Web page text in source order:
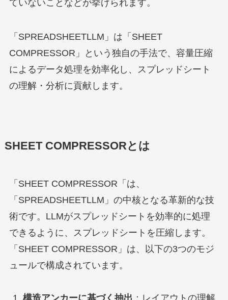
ていないことなどが挙げられます。
「SPREADSHEETLLM」は「SHEET
COMPRESSOR」という独自の手法で、容量圧縮
によるデータ処理を効率化し、スプレッドシート
の理解・分析に貢献します。
SHEET COMPRESSORとは
「SHEET COMPRESSOR「は、
「SPREADSHEETLLM」の中核となる革新的な技
術です。LLMがスプレッドシートを効率的に処理
できるように、スプレッドシートを圧縮します。
「SHEET COMPRESSOR」は、以下の3つのモジ
ュールで構成されています。